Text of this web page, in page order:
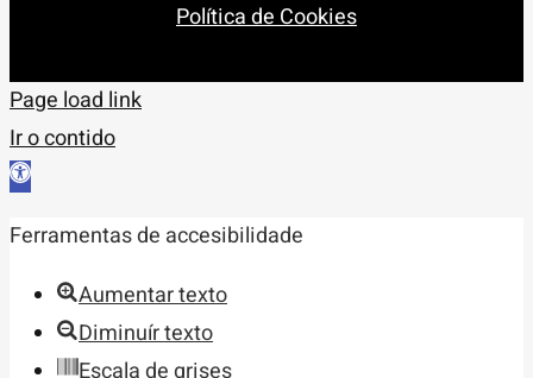
Política de Cookies
Page load link
Ir o contido
Abrir
de
ferramentas
Ferramentas de accesibilidade
Aumentar texto
Diminuír texto